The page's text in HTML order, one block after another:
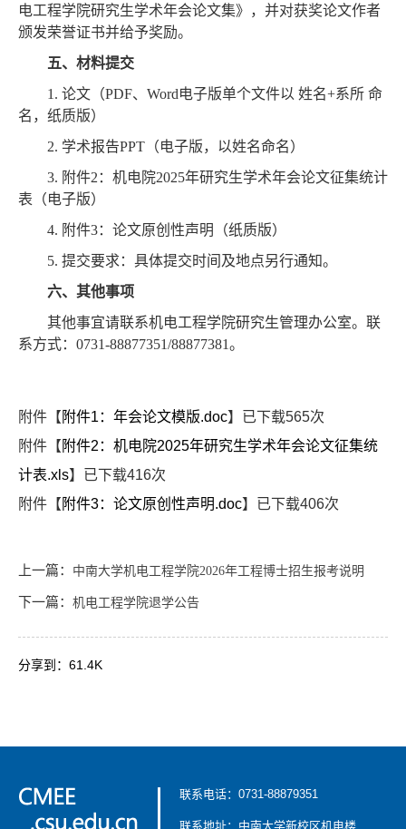
电工程学院研究生学术年会论文集》，并对获奖论文作者
颁发荣誉证书并给予奖励。
五、材料提交
1. 论文（PDF、 Word电子版单个文件以 姓名+系所 命
名，纸质版）
2. 学术报告PPT （电子版，以姓名命名）
3. 附件2 ：机电院2025年研究生学术年会论文征集统计
表（电子版）
4. 附件3：论文原创性声明（纸质版）
5. 提交要求：具体提交时间及地点另行通知。
六、其他事项
其他事宜请联系机电工程学院研究生管理办公室。联
系方式： 0731-88877351/88877381。
附件【 附件1：年会论文模版.doc】已下载565次
附件【 附件2：机电院2025年研究生学术年会论文征集统
计表.xls】已下载416次
附件【 附件3：论文原创性声明.doc】已下载406次
上一篇： 中南大学机电工程学院2026年工程博士招生报考说明
下一篇： 机电工程学院退学公告
分享到： 61.4K
联系电话：0731-88879351
联系地址：中南大学新校区机电楼